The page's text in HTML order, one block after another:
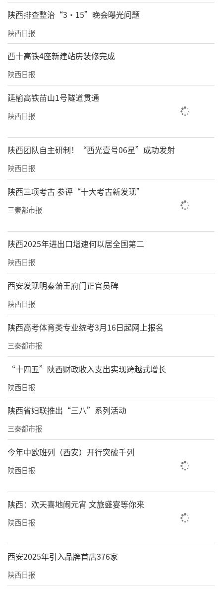
陕西排查整治“3·15”晚会曝光问题
陕西日报
西十高铁4座新建站房装修完成
陕西日报
延榆高铁苗山1号隧道贯通
陕西日报
陕西团队自主研制！“西光壹号06星”成功发射
陕西日报
陕西三项考古 参评“十大考古新发现”
三秦都市报
陕西2025年进出口增速何以居全国第二
陕西日报
西安发现明秦藩王府门正官员碑
陕西日报
陕西高考体育类专业统考3月16日起网上报名
三秦都市报
“十四五”陕西财政收入支出实现跨越式增长
陕西日报
陕西省妇联推出“三八”系列活动
三秦都市报
今年中欧班列（西安）开行突破千列
陕西日报
陕西：欢天喜地闹元宵 文旅盛宴等你来
陕西日报
西安2025年引入品牌首店376家
陕西日报